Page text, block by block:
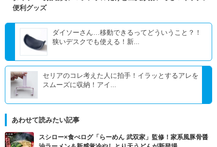
便利グッズ
ダイソーさん…移動できるってどういうこと？！
狭いデスクでも使える！新...
セリアのコレ考えた人に拍手！イラッとするアレを
スムーズに収納！アイ...
あわせて読みたい記事
スシロー×食べログ「らーめん 武双家」監修！家系風豚骨醤